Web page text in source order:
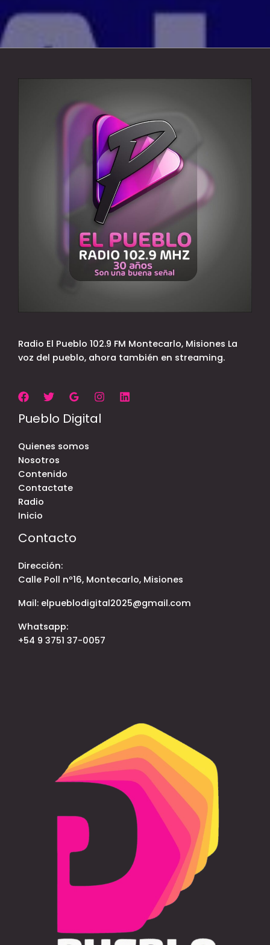
Radio El Pueblo 102.9 FM Montecarlo, Misiones La
voz del pueblo, ahora también en streaming.
Pueblo Digital
Quienes somos
Nosotros
Contenido
Contactate
Radio
Inicio
Contacto
Dirección:
Calle Poll nº16, Montecarlo, Misiones
Mail: elpueblodigital2025@gmail.com
Whatsapp:
+54 9 3751 37-0057